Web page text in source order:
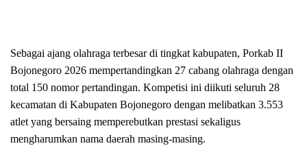
Sebagai ajang olahraga terbesar di tingkat kabupaten, Porkab II
Bojonegoro 2026 mempertandingkan 27 cabang olahraga dengan
total 150 nomor pertandingan. Kompetisi ini diikuti seluruh 28
kecamatan di Kabupaten Bojonegoro dengan melibatkan 3.553
atlet yang bersaing memperebutkan prestasi sekaligus
mengharumkan nama daerah masing-masing.